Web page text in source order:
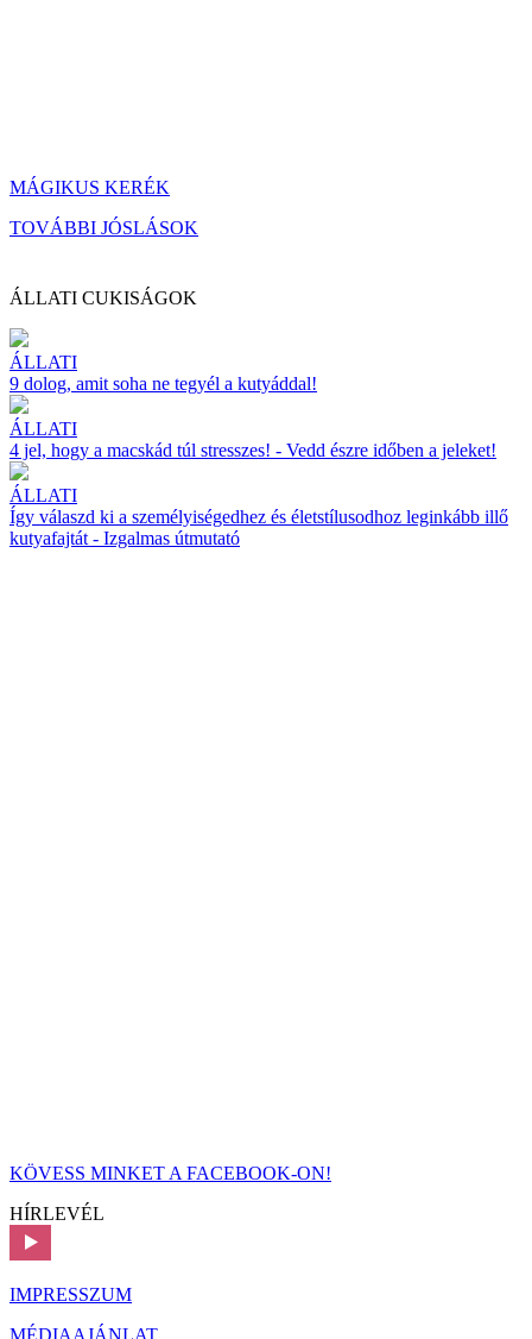
MÁGIKUS KERÉK
TOVÁBBI JÓSLÁSOK
ÁLLATI CUKISÁGOK
ÁLLATI
9 dolog, amit soha ne tegyél a kutyáddal!
ÁLLATI
4 jel, hogy a macskád túl stresszes! - Vedd észre időben a jeleket!
ÁLLATI
Így válaszd ki a személyiségedhez és életstílusodhoz leginkább illő
kutyafajtát - Izgalmas útmutató
KÖVESS MINKET A FACEBOOK-ON!
HÍRLEVÉL
IMPRESSZUM
MÉDIAAJÁNLAT